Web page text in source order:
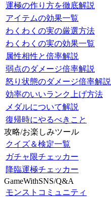
運極の作り方を徹底解説
アイテムの効果一覧
わくわくの実の厳選方法
わくわくの実の効果一覧
属性相性と倍率解説
弱点のダメージ倍率解説
怒り状態のダメージ倍率解説
効率のいいランク上げ方法
メダルについて解説
復帰時にやるべきこと
攻略/お楽しみツール
クイズ＆検定一覧
ガチャ限チェッカー
降臨運極チェッカー
GameWithSNS/Q&A
モンストコミュニティ